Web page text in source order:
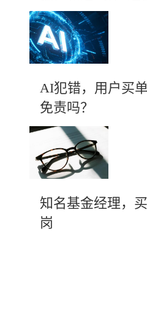
AI犯错，用户买
免责吗？
知名基金经理，
岗